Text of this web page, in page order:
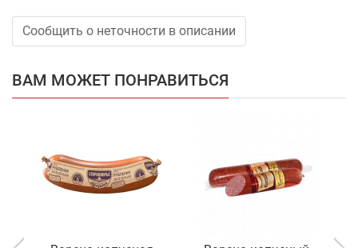
Сообщить о неточности в описании
ВАМ МОЖЕТ ПОНРАВИТЬСЯ